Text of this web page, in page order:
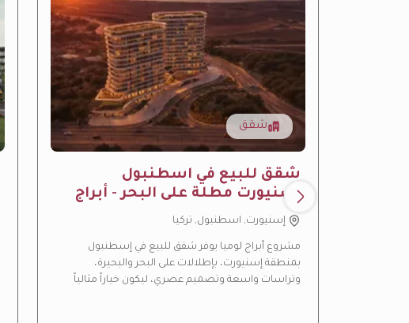
شقق
شقق للبيع في اسطنبول
اسنيورت مطلة على البحر - أبراج
لومياإسنيورت, اسطنبول, تركيا
مشروع أبراج لوميا يوفر شقق للبيع في إسطنبول
بمنطقة إسنيورت، بإطلالات على البحر والبحيرة،
وتراسات واسعة وتصميم عصري، ليكون خياراً مثالياً